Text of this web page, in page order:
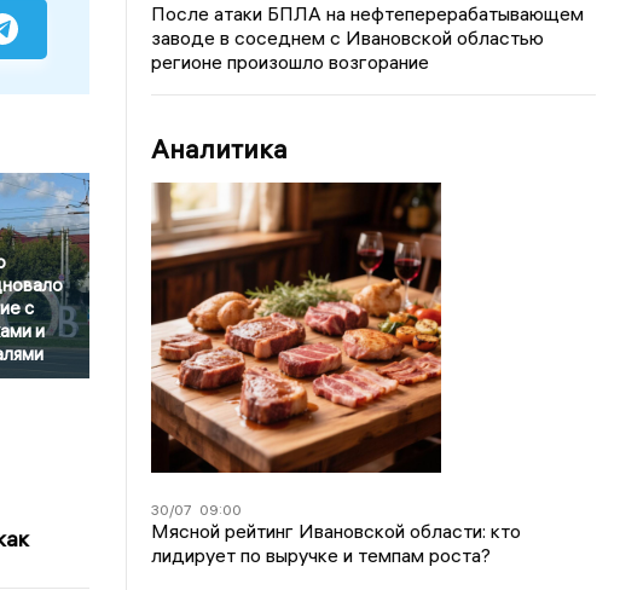
с
и
После атаки БПЛА на нефтеперерабатывающем
заводе в соседнем с Ивановской областью
регионе произошло возгорание
Аналитика
30/07 09:00
Мясной рейтинг Ивановской области: кто
лидирует по выручке и темпам роста?